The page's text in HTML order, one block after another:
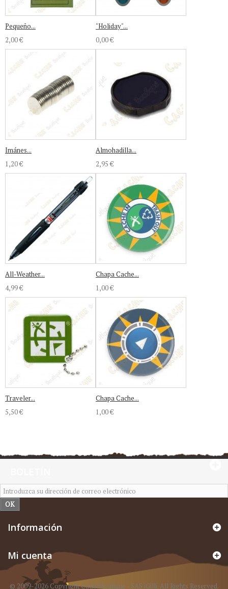
Pequeño...
2,00 €
"Holiday"...
0,00 €
Imánes...
1,20 €
Almohadilla...
2,95 €
All-Weather...
4,99 €
Chapa Cache...
1,00 €
Traveler...
5,50 €
Chapa Cache...
1,00 €
OK
Información
Mi cuenta
© 2009-2026 Copyright CacheBoutique - SAS iGilli. All Rights Reserved.